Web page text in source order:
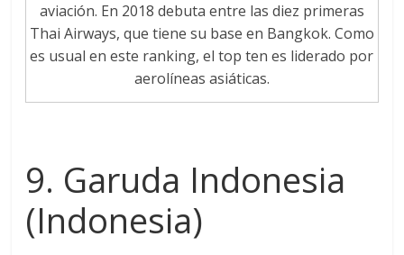
aviación. En 2018 debuta entre las diez primeras
Thai Airways, que tiene su base en Bangkok. Como
es usual en este ranking, el top ten es liderado por
aerolíneas asiáticas.
9. Garuda Indonesia
(Indonesia)